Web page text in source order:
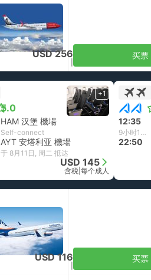
USD 256 买票
5.0
+1
HAM 汉堡 機場
Self-connect
AYT 安塔利亚 機場
于 8月11日, 周二 抵达
USD 145
含税 每个成人
12:35
9小时15分钟
22:50
USD 116 买票